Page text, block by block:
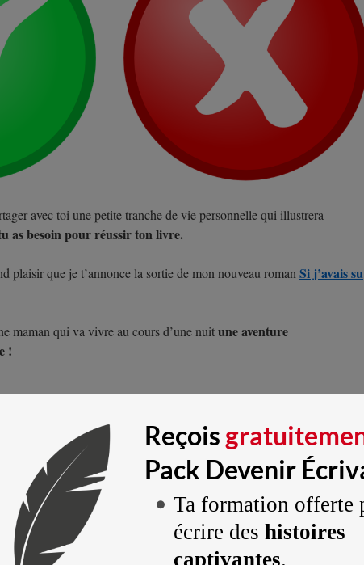
avec toi une petite tranche de vie personnelle qui illustrera
as besoin pour réussir ton livre.
plaisir que je t’annonce la sortie de mon nouveau roman Si j’avais su
maman qui va vivre au cours d’une nuitune aventure
!
Fantasy, SF et Fantastique ?